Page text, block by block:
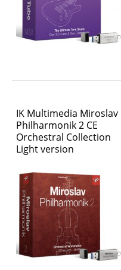
IK Multimedia Miroslav
Philharmonik 2 CE
Orchestral Collection
Light version